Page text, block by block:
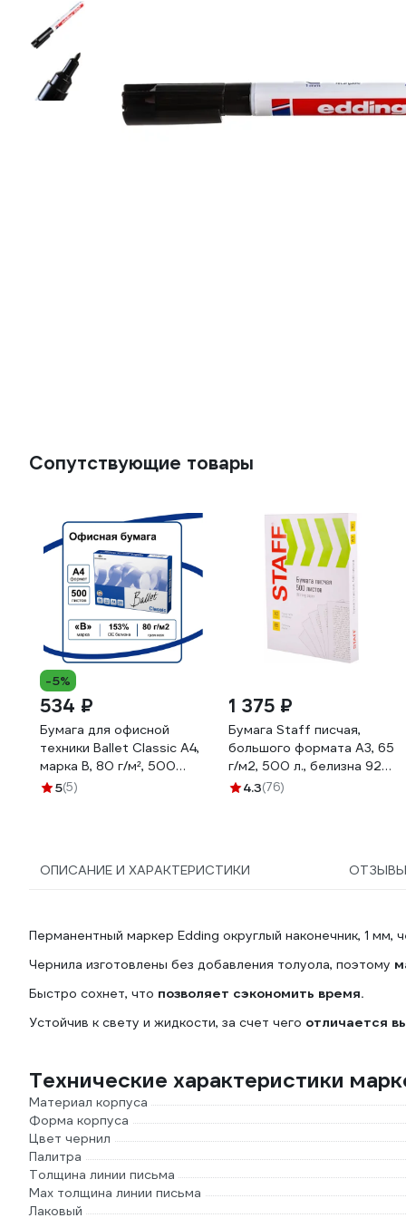
Сопутствующие товары
-5%
534 ₽
Бумага для офисной
техники Ballet Classic А4,
марка B, 80 г/м², 500
листов 20588
5(5)
1 375 ₽
Бумага Staff писчая,
большого формата А3, 65
г/м2, 500 л., белизна 92
(ISO) 114213
4.3(76)
ОПИСАНИЕ И ХАРАКТЕРИСТИКИ
Перманентный маркер Edding округлый наконечник, 1 мм,
Чернила изготовлены без добавления толуола, поэтому
Быстро сохнет, что позволяет сэкономить время.
Устойчив к свету и жидкости, за счет чего отличается
Технические характеристики
Материал корпуса
Форма корпуса
Цвет чернил
Палитра
Толщина линии письма
Мах толщина линии письма
Лаковый